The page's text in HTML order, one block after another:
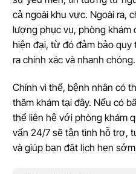
cả ngoài khu vực. Ngoài ra,
lượng phục vụ, phòng khám
hiện đại, từ đó đảm bảo quy
ra chính xác và nhanh chóng.
Chính vì thế, bệnh nhân có
thăm khám tại đây. Nếu có
thể liên hệ với phòng khám
vấn 24/7 sẽ tận tình hỗ trợ,
và giúp bạn đặt lịch hẹn